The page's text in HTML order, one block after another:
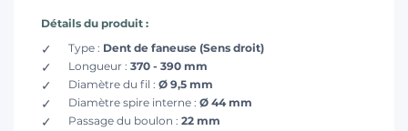
Détails du produit :
Type : Dent de faneuse (Sens droit)
Longueur : 370 - 390 mm
Diamètre du fil : Ø 9,5 mm
Diamètre spire interne : Ø 44 mm
Passage du boulon : 22 mm